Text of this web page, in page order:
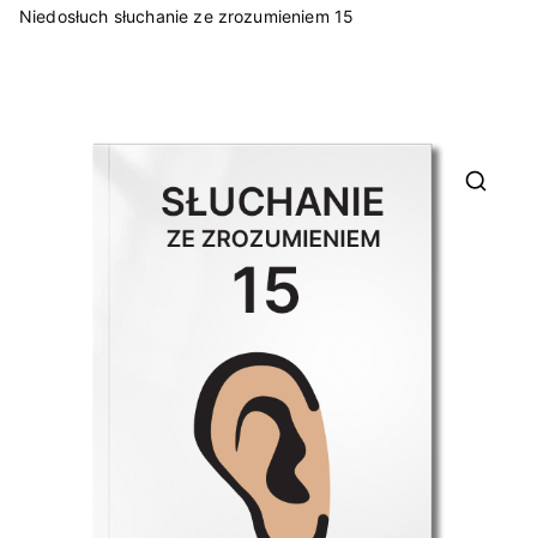
Niedosłuch słuchanie ze zrozumieniem 15